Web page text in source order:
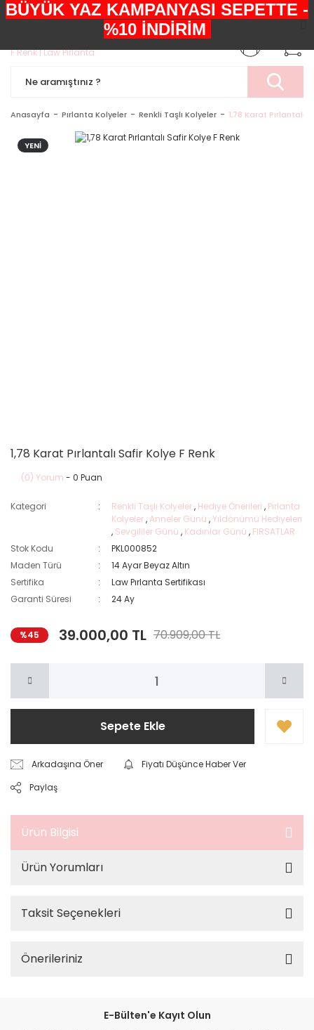
+90552 303 05 29
Anasayfa Pırlanta Kolyeler Renkli Taşlı Kolyeler 1,78 Karat Pırlantalı
YENİ
1,78 Karat Pırlantalı Safir Kolye F Renk
(0) Yorum - 0 Puan
Kategori Renkli Taşlı Kolyeler, Hediye Önerileri , Pırlanta
Kolyeler,Anneler Günü ,Yıldönümü Hediyeleri
, Sevgililer Günü , Kadınlar Günü , FIRSATLAR
Stok Kodu
PKL000852
Maden Türü
14 Ayar Beyaz Altın
Sertifika
Law Pırlanta Sertifikası
Garanti Süresi
24 Ay
%45 39.000,00 TL 70.909,00 TL
Sepete Ekle
Arkadaşına Öner
Fiyatı Düşünce Haber Ver
Paylaş
Ürün Bilgisi
Ürün Yorumları
Taksit Seçenekleri
Önerileriniz
E-Bülten'e Kayıt Olun
BÜYÜK YAZ KAMPANYASI SEPETTE -
%10 İNDİRİM